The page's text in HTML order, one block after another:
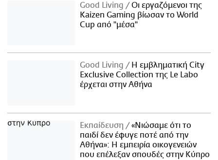
Good Living
Οι εργαζόμενοι της
Kaizen Gaming βίωσαν το World
Cup από "μέσα"
Good Living
Η εμβληματική City
Exclusive Collection της Le Labo
έρχεται στην Αθήνα
Εκπαίδευση
«Νιώσαμε ότι το
παιδί δεν έφυγε ποτέ από την
Αθήνα»: Η εμπειρία οικογενειών
που επέλεξαν σπουδές στην Κύπρο